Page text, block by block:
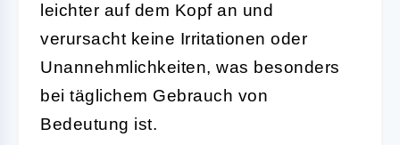
leichter auf dem Kopf an und
verursacht keine Irritationen oder
Unannehmlichkeiten, was besonders
bei täglichem Gebrauch von
Bedeutung ist.